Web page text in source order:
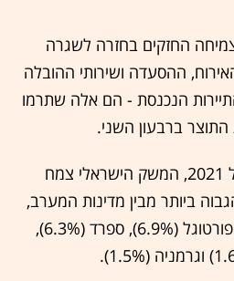
החזקים בחזרה לשגרה
ההסעדה ושירותי ההובלה
הנכנסת - הם אלה שתרמו
ברבעון השני.
בהשוואה לרבעון השני של 2021, המשק הישראלי צמח
הגבוה ביותר מבין מדינות המערב,
לפי נתוני ה-OECD, מעל פורטוגל (6.9%), ספרד (6.3%),